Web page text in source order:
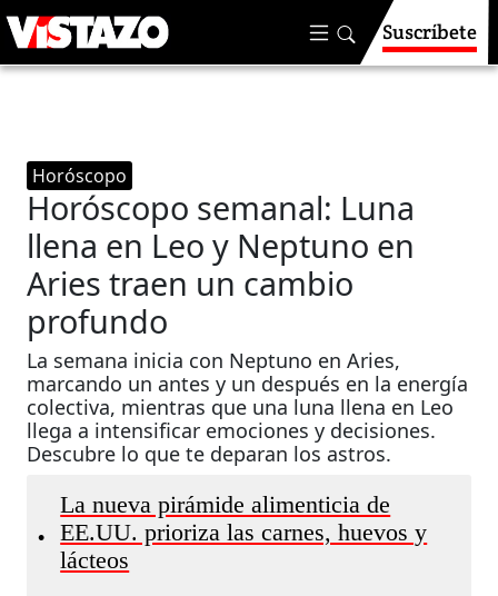
Suscríbete
Horóscopo
Horóscopo semanal: Luna
llena en Leo y Neptuno en
Aries traen un cambio
profundo
La semana inicia con Neptuno en Aries,
marcando un antes y un después en la energía
colectiva, mientras que una luna llena en Leo
llega a intensificar emociones y decisiones.
Descubre lo que te deparan los astros.
•
La nueva pirámide alimenticia de
EE.UU. prioriza las carnes, huevos y
lácteos